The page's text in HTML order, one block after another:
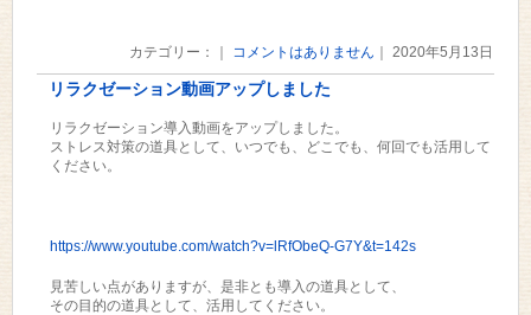
カテゴリー：｜ コメントはありません ｜ 2020年5月13日
リラクゼーション動画アップしました
リラクゼーション導入動画をアップしました。
ストレス対策の道具として、いつでも、どこでも、何回でも活用して
ください。
https://www.youtube.com/watch?v=lRfObeQ-G7Y&t=142s
見苦しい点がありますが、是非とも導入の道具として、
その目的の道具として、活用してください。